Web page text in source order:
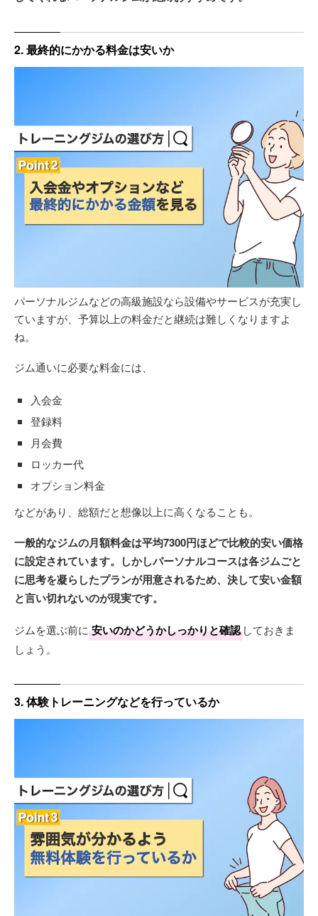
2. 最終的にかかる料金は安いか
パーソナルジムなどの高級施設なら設備やサービスが充実し
ていますが、予算以上の料金だと継続は難しくなりますよ
ね。
ジム通いに必要な料金には、
入会金
登録料
月会費
ロッカー代
オプション料金
などがあり、総額だと想像以上に高くなることも。
一般的なジムの月額料金は平均7300円ほどで比較的安い価格
に設定されています。しかしパーソナルコースは各ジムごと
に思考を凝らしたプランが用意されるため、決して安い金額
と言い切れないのが現実です。
ジムを選ぶ前に 安いのかどうかしっかりと確認 しておきま
しょう。
3. 体験トレーニングなどを行っているか